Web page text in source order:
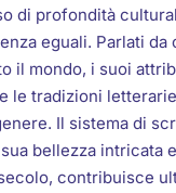
di profondità
eguali. Parlati da
il mondo, i suoi
le tradizioni
Il sistema di
bellezza intricata
contribuisce